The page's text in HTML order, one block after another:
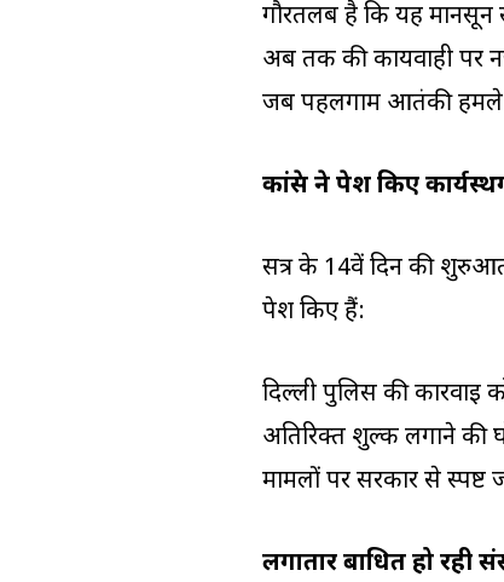
गौरतलब है कि यह
अब तक की कार्यवाही पर
जब पहलगाम आतंकी हमले
कांग्रेस ने पेश किए
सत्र के 14वें दिन की शुरुआत
पेश किए हैं:
दिल्ली पुलिस की
अतिरिक्त शुल्क लगाने की
मामलों पर सरकार से स्पष्ट
लगातार बाधित हो रही